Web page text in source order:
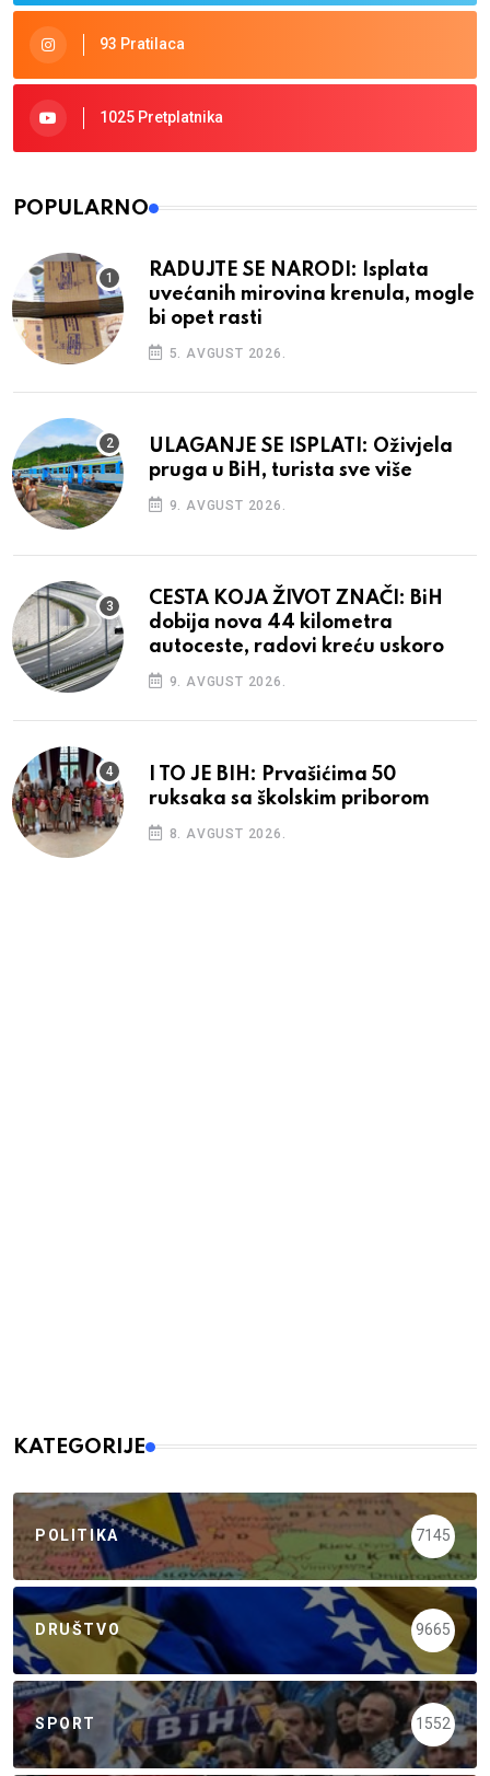
93 Pratilaca
1025 Pretplatnika
POPULARNO
RADUJTE SE NARODI: Isplata
uvećanih mirovina krenula, mogle
bi opet rasti
5. AVGUST 2026.
ULAGANJE SE ISPLATI: Oživjela
pruga u BiH, turista sve više
9. AVGUST 2026.
CESTA KOJA ŽIVOT ZNAČI: BiH
dobija nova 44 kilometra
autoceste, radovi kreću uskoro
9. AVGUST 2026.
I TO JE BIH: Prvašićima 50
ruksaka sa školskim priborom
8. AVGUST 2026.
KATEGORIJE
POLITIKA 7145
DRUŠTVO 9665
SPORT 1552